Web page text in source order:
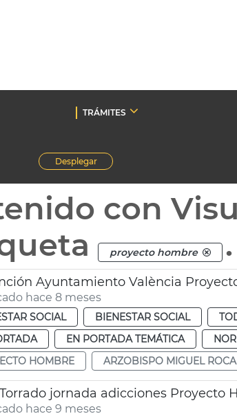
TRÁMITES
Desplegar
con
proyecto hombre .
Ayuntamiento València
hace 8 meses
SOCIAL BIENESTAR SOCIAL
EN PORTADA TEMÁTICA
HOMBRE
ARZOBISPO MIGUEL ROCA
jornada adicciones Proyecto
hace 9 meses